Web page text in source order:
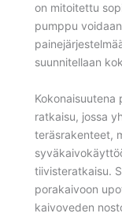
on mitoitettu
pumppu
suunnitellaan
ratkaisu, jossa
teräsrakenteet,
tiivisteratkaisu.
porakaivoon
kaivoveden